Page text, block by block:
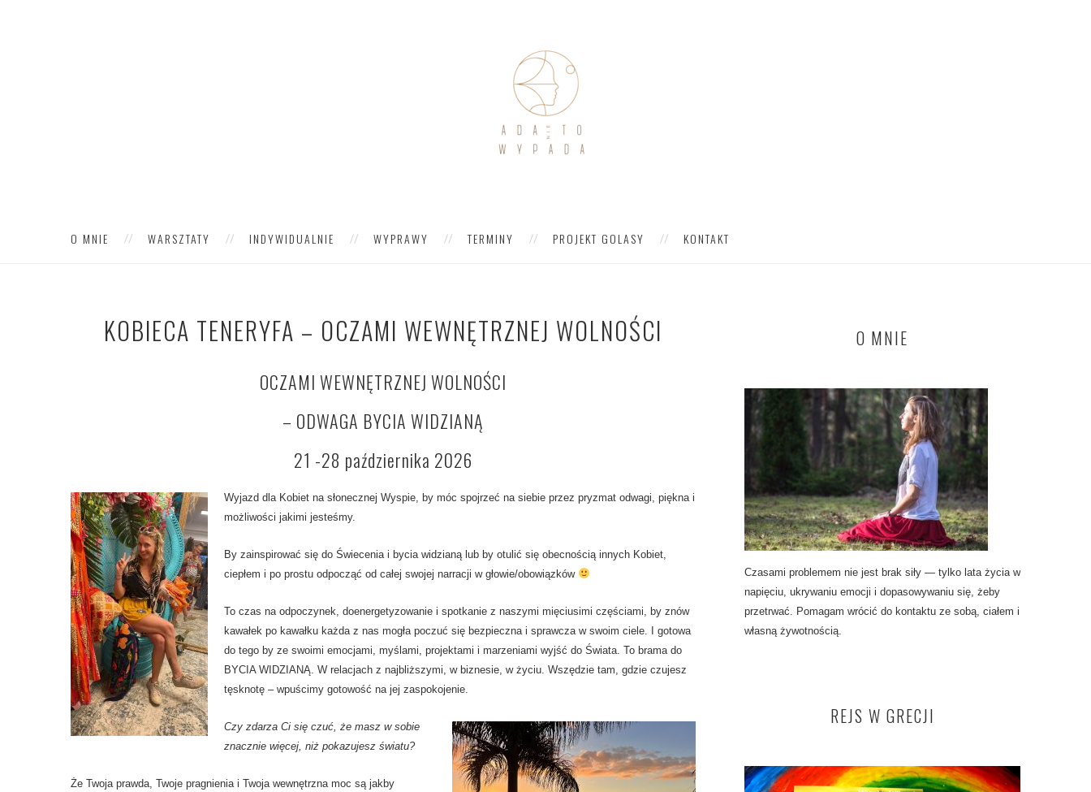
O MNIE WARSZTATY INDYWIDUALNIE WYPRAWY TERMINY PROJEKT GOLASY KONTAKT
KOBIECA TENERYFA – OCZAMI WEWNĘTRZNEJ WOLNOŚCI
OCZAMI WEWNĘTRZNEJ WOLNOŚCI
– ODWAGA BYCIA WIDZIANĄ
21 -28 października 2026
Wyjazd dla Kobiet na słonecznej Wyspie, by móc spojrzeć na siebie przez pryzmat odwagi, piękna i
możliwości jakimi jesteśmy.
By zainspirować się do Świecenia i bycia widzianą lub by otulić się obecnością innych Kobiet,
ciepłem i po prostu odpocząć od całej swojej narracji w głowie/obowiązków
To czas na odpoczynek, doenergetyzowanie i spotkanie z naszymi mięciusimi częściami, by znów
kawałek po kawałku każda z nas mogła poczuć się bezpieczna i sprawcza w swoim ciele. I gotowa
do tego by ze swoimi emocjami, myślami, projektami i marzeniami wyjść do Świata. To brama do
BYCIA WIDZIANĄ. W relacjach z najbliższymi, w biznesie, w życiu. Wszędzie tam, gdzie czujesz
tęsknotę – wpuścimy gotowość na jej zaspokojenie.
Czy zdarza Ci się czuć, że masz w sobie
znacznie więcej, niż pokazujesz światu?
Że Twoja prawda, Twoje pragnienia i Twoja wewnętrzna moc są jakby
O MNIE
Czasami problemem nie jest brak siły — tylko lata życia w
napięciu, ukrywaniu emocji i dopasowywaniu się, żeby
przetrwać. Pomagam wrócić do kontaktu ze sobą, ciałem i
własną żywotnością.
REJS W GRECJI